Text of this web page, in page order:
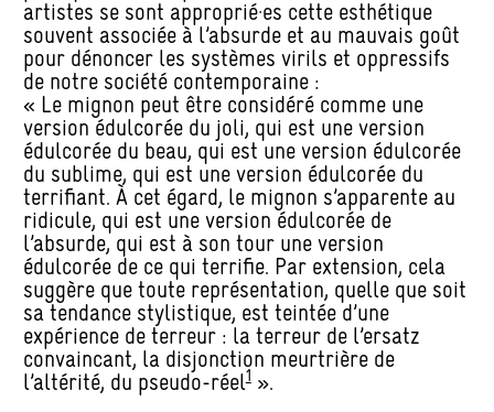
artistes se sont approprié·es cette esthétique
souvent associée à l’absurde et au mauvais goût
pour dénoncer les systèmes virils et oppressifs
de notre société contemporaine :
« Le mignon peut être considéré comme une
version édulcorée du joli, qui est une version
édulcorée du beau, qui est une version édulcorée
du sublime, qui est une version édulcorée du
terrifiant. À cet égard, le mignon s’apparente au
ridicule, qui est une version édulcorée de
l’absurde, qui est à son tour une version
édulcorée de ce qui terrifie. Par extension, cela
suggère que toute représentation, quelle que soit
sa tendance stylistique, est teintée d’une
expérience de terreur : la terreur de l’ersatz
convaincant, la disjonction meurtrière de
l’altérité, du pseudo-réel1».